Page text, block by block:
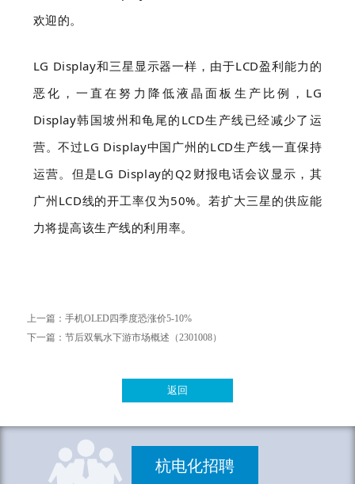
欢迎的。
LG Display和三星显示器一样，由于LCD盈利能力的
恶化，一直在努力降低液晶面板生产比例，LG
Display韩国坡州和龟尾的LCD生产线已经减少了运
营。不过LG Display中国广州的LCD生产线一直保持
运营。但是LG Display的Q2财报电话会议显示，其
广州LCD线的开工率仅为50%。若扩大三星的供应能
力将提高该生产线的利用率。
上一篇： 手机OLED四季度恐涨价5-10%
下一篇： 节后双氧水下游市场概述（2301008）
返回
杭电化招聘